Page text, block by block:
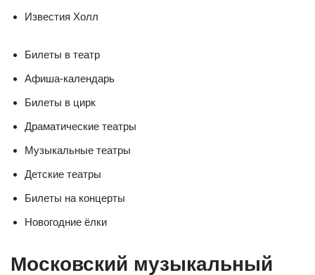
Известия Холл
Билеты в театр
Афиша-календарь
Билеты в цирк
Драматические театры
Музыкальные театры
Детские театры
Билеты на концерты
Новогодние ёлки
Московский музыкальный